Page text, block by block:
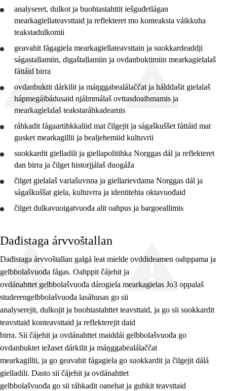
analyseret, dulkot ja buohtastahttit iešguđetlágan
mearkagiellateavsttaid ja reflekteret mo konteaksta váikkuha
teakstadulkomii
geavahit fágagiela mearkagiellateavsttain ja suokkardeaddji
ságastallamiin, digaštallamiin ja ovdanbuktimiin mearkagielalaš
fáttáid birra
ovdanbuktit dárkilit ja máŋggabealálaččat ja hálddašit gielalaš
hápmegáibádusaid njálmmálaš ovttasdoaibmamis ja
mearkagielalaš teakstaráhkadeamis
ráhkadit fágaartihkkaliid mat čilgejit ja ságaškuššet fáttáid mat
gusket mearkagillii ja bealjehemiid kultuvrii
suokkardit gielladili ja giellapolitihka Norggas dál ja reflekteret
dan birra ja čilget historjjálaš duogáža
čilget gielalaš variašuvnna ja giellarievdama Norggas dál ja
ságaškuššat giela, kultuvrra ja identitehta oktavuođaid
čilget dulkavuoigatvuođa alit oahpus ja bargoeallimis
Dađistaga árvvoštallan
Dađistaga árvvoštallan galgá leat mielde ovddideamen oahppama ja
gelbbolašvuođa fágas. Oahppit čájehit ja
ovdánahttet gelbbolašvuođa dárogiela mearkagielas Jo3 oppalaš
studerengelbbolašvuođa lasáhusas go sii
analyserejit, dulkojit ja buohtastahttet teavsttaid, ja go sii suokkardit
teavsttaid konteavsttaid ja reflekterejit daid
birra. Sii čájehit ja ovdánahttet maiddái gelbbolašvuođa go
ovdanbuktet iežaset dárkilit ja máŋggabealálaččat
mearkagillii, ja go geavahit fágagiela go suokkardit ja čilgejit dálá
gielladili. Dasto sii čájehit ja ovdánahttet
gelbbolašvuođa go sii ráhkadit oanehat ja guhkit teavsttaid